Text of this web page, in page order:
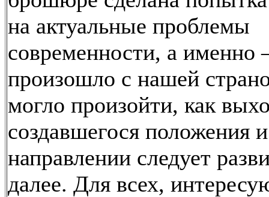
на актуальные проблемы
современности, а
произошло с нашей
могло произойти, как
создавшегося положения
направлении следует
далее. Для всех,